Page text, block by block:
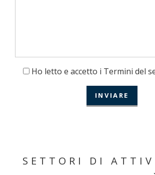
Ho letto e accetto i Termini del
SETTORI DI